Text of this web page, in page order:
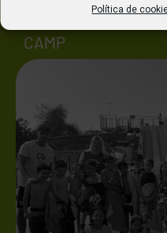
Política de
EASTER
CAMP